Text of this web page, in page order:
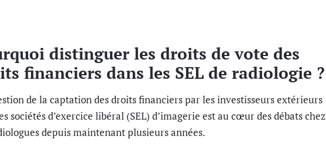
distinguer les droits de vote des
financiers dans les SEL de radiologie ?
de la captation des droits financiers par les investisseurs extérieurs
sociétés d’exercice libéral (SEL) d’imagerie est au cœur des débats chez
depuis maintenant plusieurs années.